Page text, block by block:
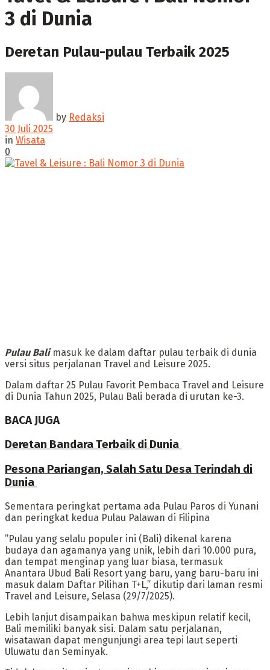
3 di Dunia
‎Deretan Pulau-pulau Terbaik 2025 ‎
by Redaksi
30 Juli 2025
in Wisata
0
‎Pulau Balimasuk ke dalam daftar pulau terbaik di dunia
versi situs perjalanan Travel and Leisure 2025.
Dalam daftar 25 Pulau Favorit Pembaca Travel and Leisure
di Dunia Tahun 2025, Pulau Bali berada di urutan ke-3.
BACA JUGA
Deretan Bandara Terbaik di Dunia ‎
Pesona Pariangan, Salah Satu Desa Terindah di
Dunia ‎
Sementara peringkat pertama ada Pulau Paros di Yunani
dan peringkat kedua Pulau Palawan di Filipina
‎”Pulau yang selalu populer ini (Bali) dikenal karena
budaya dan agamanya yang unik, lebih dari 10.000 pura,
dan tempat menginap yang luar biasa, termasuk
Anantara Ubud Bali Resort yang baru, yang baru-baru ini
masuk dalam Daftar Pilihan T+L,” dikutip dari laman resmi
Travel and Leisure, Selasa (29/7/2025).
‎Lebih lanjut disampaikan bahwa meskipun relatif kecil,
Bali memiliki banyak sisi. Dalam satu perjalanan,
wisatawan dapat mengunjungi area tepi laut seperti
Uluwatu dan Seminyak.